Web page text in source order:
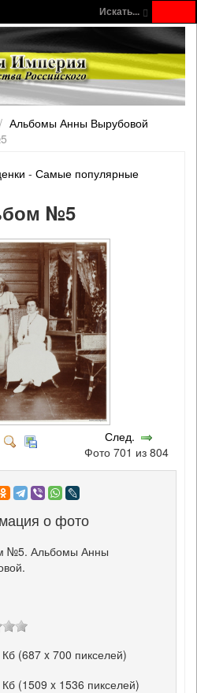
Искать...
Альбомы Анны Вырубовой
- Самые популярные
№5
След.
Фото 701 из 804
о фото
№5. Альбомы Анны
(687 x 700 пикселей)
(1509 x 1536 пикселей)